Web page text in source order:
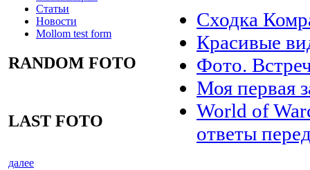
Статьи
Новости
Mollom test form
RANDOM FOTO
LAST FOTO
далее
Сходка
Красивые
Фото.
Моя первая
World of
ответы